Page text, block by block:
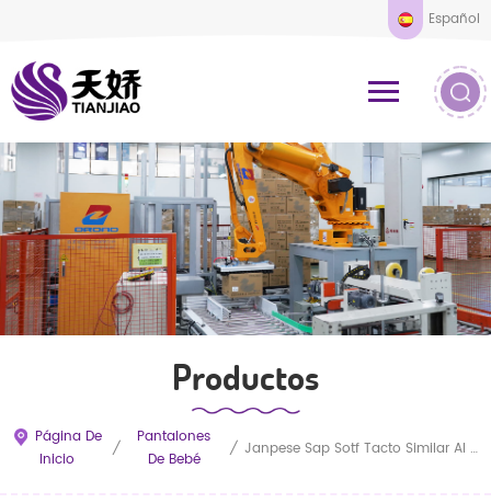
Español
Productos
Página De
Inicio
/
Pantalones
De Bebé
/ Janpese Sap Sotf Tacto Similar Al Paño Transpirable Tirador Desechable Pantalones De Pañales Para Bebés